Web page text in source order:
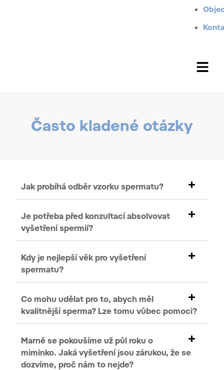
Často kladené otázky​
Jak probíhá odběr vzorku spermatu?
Je potřeba před konzultací absolvovat
vyšetření spermií?
Kdy je nejlepší věk pro vyšetření
spermatu?
Co mohu udělat pro to, abych měl
kvalitnější sperma? Lze tomu vůbec pomoci?
Marně se pokoušíme už půl roku o
miminko. Jaká vyšetření jsou zárukou, že se
dozvíme, proč nám to nejde?